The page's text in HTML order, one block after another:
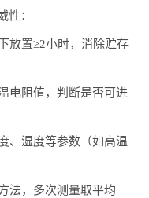
性：
放置≥2小时，消除贮存
电阻值，判断是否可进
、湿度等参数（如高温
法，多次测量取平均